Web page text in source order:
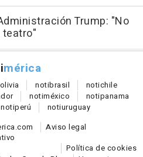
Trump: "No
mérica
notibrasil notichile
notiméxico notipanama
notiperú notiuruguay
Aviso legal
Política de cookies